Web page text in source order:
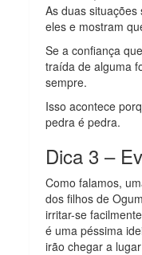
As duas
eles e mostram
Se a confiança
traída de alguma
sempre.
Isso acontece
pedra é pedra.
Dica 3 –
Como falamos,
dos filhos de
irritar-se
é uma péssima
irão chegar a